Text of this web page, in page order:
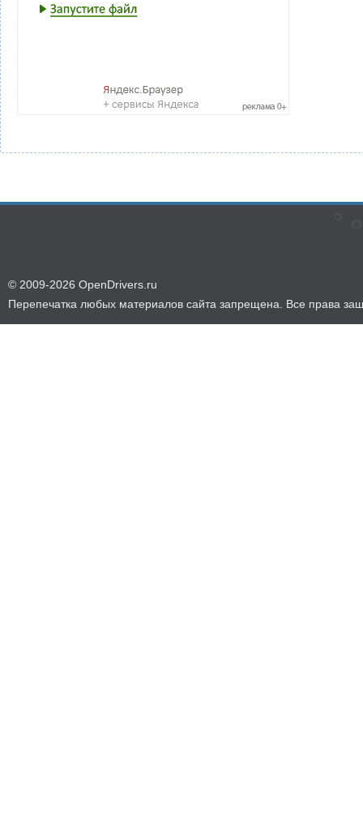
© 2009-2026 OpenDrivers.ru
Перепечатка любых материалов сайта запрещена. Все права